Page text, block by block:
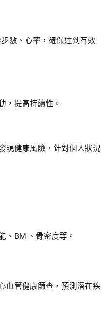
數、心率，確保達到有效
，提高持續性。
現健康風險，針對個人狀況
、BMI、骨密度等。
血管健康篩查，預測潛在疾